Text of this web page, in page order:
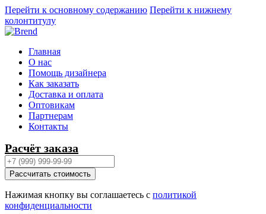
Перейти к основному содержанию Перейти к нижнему
колонтитулу
Главная
О нас
Помощь дизайнера
Как заказать
Доставка и оплата
Оптовикам
Партнерам
Контакты
Расчёт заказа
Рассчитать стоимость
Нажимая кнопку вы соглашаетесь с политикой
конфиденциальности